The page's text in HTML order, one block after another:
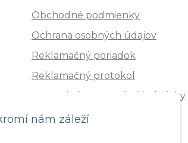
nám záleží
Obchodné podmienky
Ochrana osobných údajov
Reklamačný poriadok
Reklamačný protokol
Zrušenie (STORNO) objednávky
Doprava